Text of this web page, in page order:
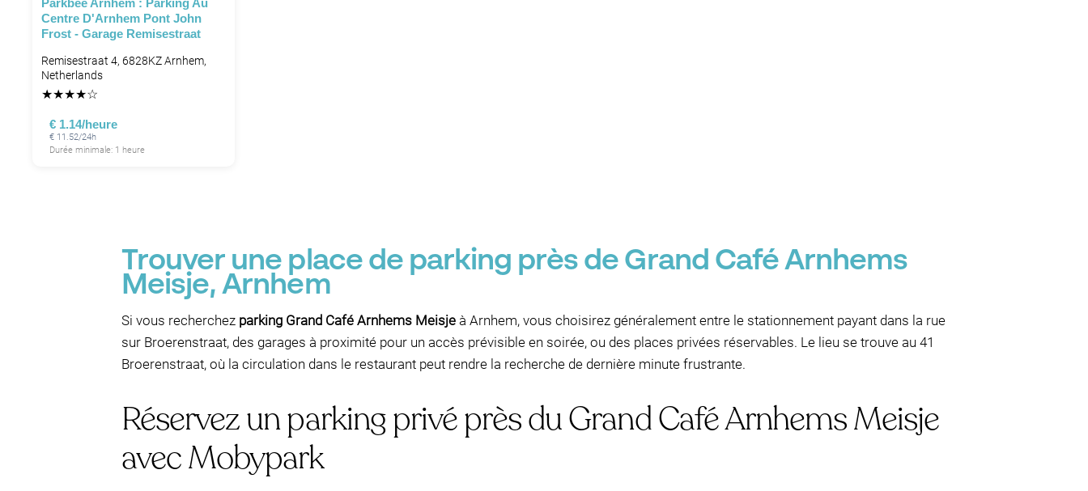
Parkbee Arnhem : Parking Au
Centre D'Arnhem Pont John
Frost - Garage Remisestraat
Remisestraat 4, 6828KZ Arnhem,
Netherlands
★★★★☆
€ 1.14/heure
€ 11.52/24h
Durée minimale: 1 heure
Trouver une place de parking près de Grand Café Arnhems
Meisje, Arnhem
Si vous recherchez parking Grand Café Arnhems Meisje à Arnhem, vous choisirez généralement entre le stationnement payant dans la rue
sur Broerenstraat, des garages à proximité pour un accès prévisible en soirée, ou des places privées réservables. Le lieu se trouve au 41
Broerenstraat, où la circulation dans le restaurant peut rendre la recherche de dernière minute frustrante.
Réservez un parking privé près du Grand Café Arnhems Meisje
avec Mobypark